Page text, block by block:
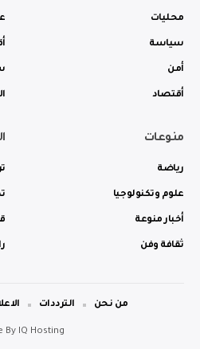
محليات
سياسة
أمن
أقتصاد
منوعات
رياضة
علوم وتكنولوجيا
أخبار منوعة
ثقافة وفن
By IQ Hosting
من نحن الترددات